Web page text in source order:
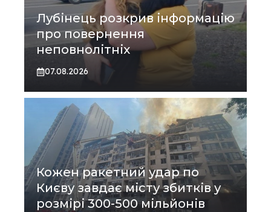
Лубінець розкрив інформацію
про повернення
неповнолітніх
07.08.2026
Кожен ракетний удар по
Києву завдає місту збитків у
розмірі 300-500 мільйонів